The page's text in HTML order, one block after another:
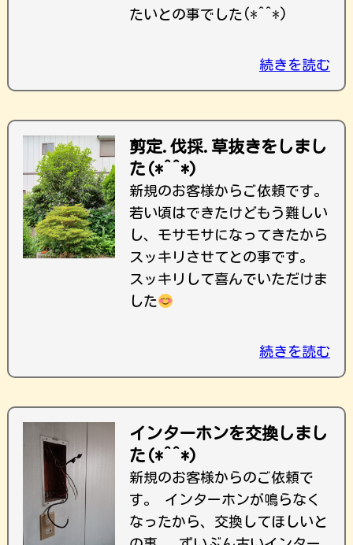
たいとの事でした(*^^*)
続きを読む
剪定.伐採.草抜きをしまし
た(*^^*)
新規のお客様からご依頼です。
若い頃はできたけどもう難しい
し、モサモサになってきたから
スッキリさせてとの事です。
スッキリして喜んでいただけま
した
続きを読む
インターホンを交換しまし
た(*^^*)
新規のお客様からのご依頼で
す。 インターホンが鳴らなく
なったから、交換してほしいと